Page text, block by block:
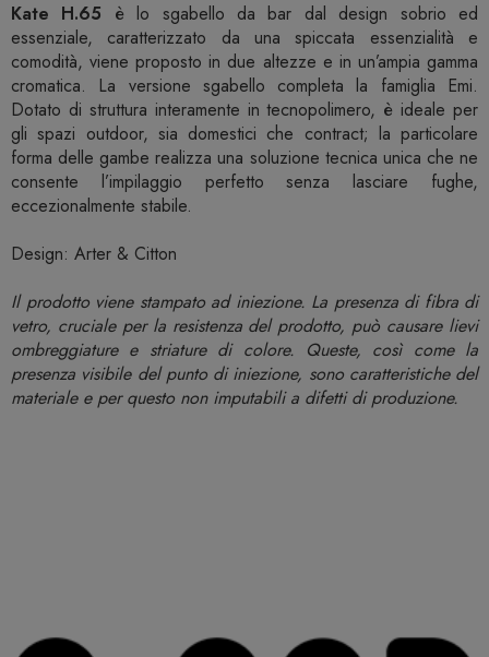
Kate H.65 è lo sgabello da bar dal design sobrio ed
essenziale, caratterizzato da una spiccata essenzialità e
comodità, viene proposto in due altezze e in un’ampia gamma
cromatica. La versione sgabello completa la famiglia Emi.
Dotato di struttura interamente in tecnopolimero, è ideale per
gli spazi outdoor, sia domestici che contract; la particolare
forma delle gambe realizza una soluzione tecnica unica che ne
consente l’impilaggio perfetto senza lasciare fughe,
eccezionalmente stabile.
Design: Arter & Citton
Il prodotto viene stampato ad iniezione. La presenza di fibra di
vetro, cruciale per la resistenza del prodotto, può causare lievi
ombreggiature e striature di colore. Queste, così come la
presenza visibile del punto di iniezione, sono caratteristiche del
materiale e per questo non imputabili a difetti di produzione.